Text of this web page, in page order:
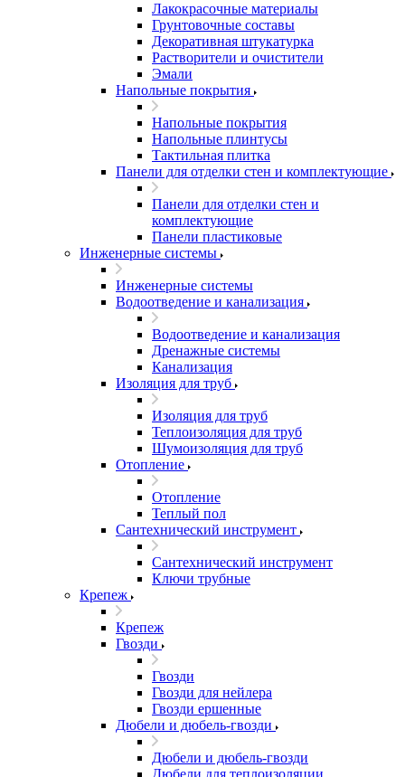
Лакокрасочные материалы
Грунтовочные составы
Декоративная штукатурка
Растворители и очистители
Эмали
Напольные покрытия
Напольные покрытия
Напольные плинтусы
Тактильная плитка
Панели для отделки стен и комплектующие
Панели для отделки стен и
комплектующие
Панели пластиковые
Инженерные системы
Инженерные системы
Водоотведение и канализация
Водоотведение и канализация
Дренажные системы
Канализация
Изоляция для труб
Изоляция для труб
Теплоизоляция для труб
Шумоизоляция для труб
Отопление
Отопление
Теплый пол
Сантехнический инструмент
Сантехнический инструмент
Ключи трубные
Крепеж
Крепеж
Гвозди
Гвозди
Гвозди для нейлера
Гвозди ершенные
Дюбели и дюбель-гвозди
Дюбели и дюбель-гвозди
Дюбели для теплоизоляции